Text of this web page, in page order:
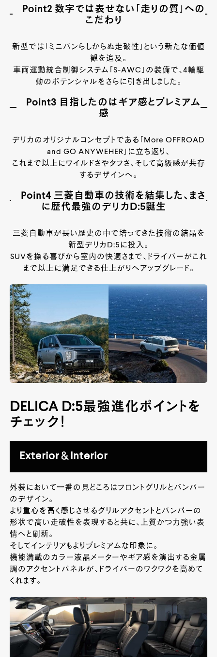
Point2 数字では表せない「走りの質」への
こだわり
新型では「ミニバンらしからぬ走破性」という新たな価値
観を追及。
車両運動統合制御システム「S-AWC」の装備で、4輪駆
動のポテンシャルをさらに引き出しました。
Point3 目指したのはギア感とプレミアム
感
デリカのオリジナルコンセプトである「More OFFROAD
and GO ANYWEHER」に立ち返り、
これまで以上にワイルドさやタフさ、そして高級感が共存
するデザインへ。
Point4 三菱自動車の技術を結集した、まさ
に歴代最強のデリカD:5誕生
三菱自動車が長い歴史の中で培ってきた技術の結晶を
新型デリカD:5に投入。
SUVを操る喜びから室内の快適さまで、ドライバーがこれ
まで以上に満足できる仕上がりへアップグレード。
DELICA D:5最強進化ポイントを
チェック！
Exterior＆Interior
外装において一番の見どころはフロントグリルとバンパー
のデザイン。
より重心を高く感じさせるグリルアクセントとバンパーの
形状で高い走破性を表現すると共に、上質かつ力強い表
情へと刷新。
そしてインテリアもよりプレミアムな印象に。
機能満載のカラー液晶メーターやギア感を演出する金属
調のアクセントパネルが、ドライバーのワクワクを高めて
くれます。